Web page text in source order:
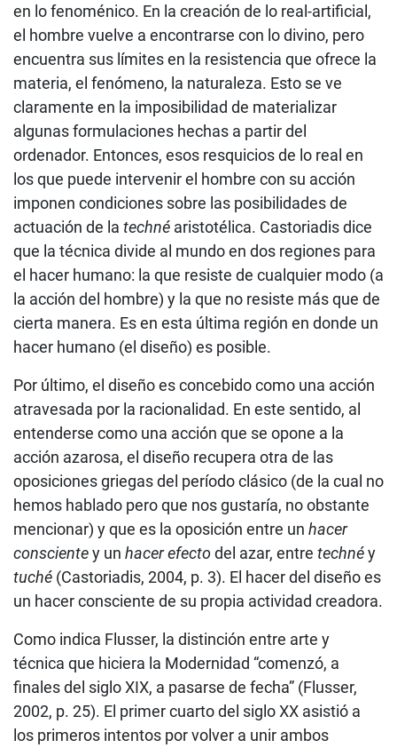
en lo fenoménico. En la creación de lo real-artificial,
el hombre vuelve a encontrarse con lo divino, pero
encuentra sus límites en la resistencia que ofrece la
materia, el fenómeno, la naturaleza. Esto se ve
claramente en la imposibilidad de materializar
algunas formulaciones hechas a partir del
ordenador. Entonces, esos resquicios de lo real en
los que puede intervenir el hombre con su acción
imponen condiciones sobre las posibilidades de
actuación de la techné aristotélica. Castoriadis dice
que la técnica divide al mundo en dos regiones para
el hacer humano: la que resiste de cualquier modo (a
la acción del hombre) y la que no resiste más que de
cierta manera. Es en esta última región en donde un
hacer humano (el diseño) es posible.
Por último, el diseño es concebido como una acción
atravesada por la racionalidad. En este sentido, al
entenderse como una acción que se opone a la
acción azarosa, el diseño recupera otra de las
oposiciones griegas del período clásico (de la cual no
hemos hablado pero que nos gustaría, no obstante
mencionar) y que es la oposición entre un hacer
conscientey un hacer efectodel azar, entre technéy
tuché (Castoriadis, 2004, p. 3). El hacer del diseño es
un hacer consciente de su propia actividad creadora.
Como indica Flusser, la distinción entre arte y
técnica que hiciera la Modernidad “comenzó, a
finales del siglo XIX, a pasarse de fecha” (Flusser,
2002, p. 25). El primer cuarto del siglo XX asistió a
los primeros intentos por volver a unir ambos